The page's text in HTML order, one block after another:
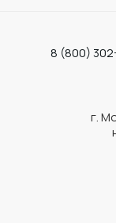
8 (800)
г.